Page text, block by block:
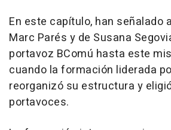
En este capítulo, han señalado
Marc Parés y de Susana
portavoz BComú hasta este
cuando la formación liderada
reorganizó su estructura y
portavoces.